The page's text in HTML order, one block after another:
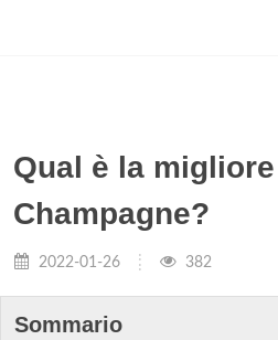
Qual è la
Champagne?
2022-01-26 382
Sommario